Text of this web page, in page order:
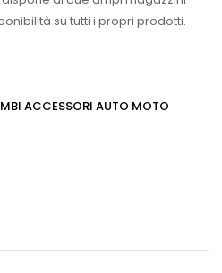
su tutti i propri prodotti.
ACCESSORI AUTO MOTO